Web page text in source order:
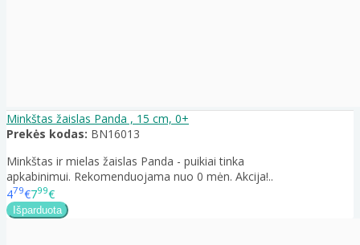
Minkštas žaislas Panda , 15 cm, 0+
Prekės kodas: BN16013
Minkštas ir mielas žaislas Panda - puikiai tinka
apkabinimui. Rekomenduojama nuo 0 mėn. Akcija!..
479€799€